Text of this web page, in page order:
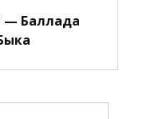
— Баллада